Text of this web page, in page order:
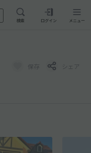
検索 ログイン メニュー
保存 シェア